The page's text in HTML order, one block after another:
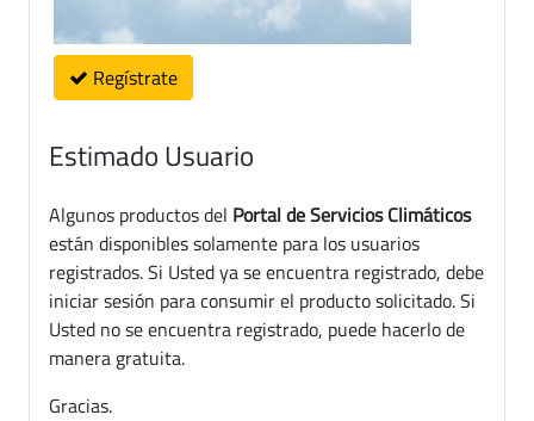
Regístrate
Estimado Usuario
Algunos productos del Portal de Servicios Climáticos
están disponibles solamente para los usuarios
registrados. Si Usted ya se encuentra registrado, debe
iniciar sesión para consumir el producto solicitado. Si
Usted no se encuentra registrado, puede hacerlo de
manera gratuita.
Gracias.